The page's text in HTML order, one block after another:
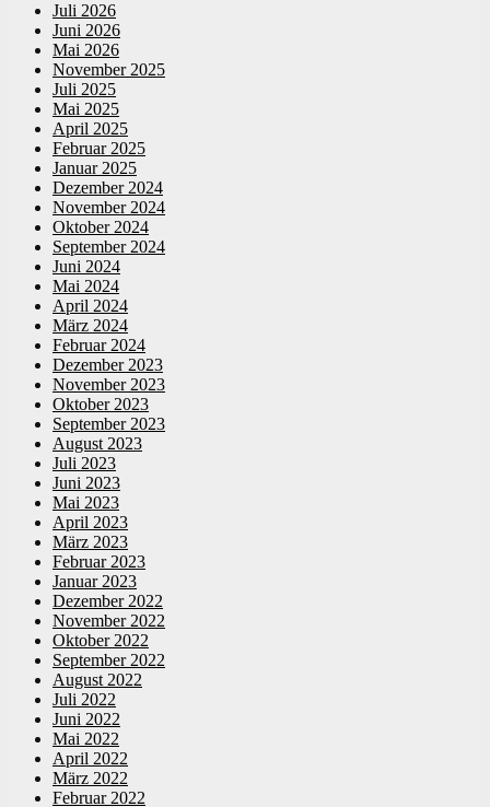
Juli 2026
Juni 2026
Mai 2026
November 2025
Juli 2025
Mai 2025
April 2025
Februar 2025
Januar 2025
Dezember 2024
November 2024
Oktober 2024
September 2024
Juni 2024
Mai 2024
April 2024
März 2024
Februar 2024
Dezember 2023
November 2023
Oktober 2023
September 2023
August 2023
Juli 2023
Juni 2023
Mai 2023
April 2023
März 2023
Februar 2023
Januar 2023
Dezember 2022
November 2022
Oktober 2022
September 2022
August 2022
Juli 2022
Juni 2022
Mai 2022
April 2022
März 2022
Februar 2022